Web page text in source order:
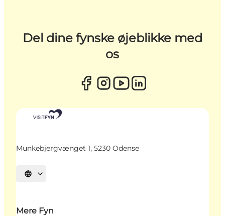
Del dine fynske øjeblikke med
os
Munkebjergvænget 1, 5230 Odense
Vælg sprog
Mere Fyn